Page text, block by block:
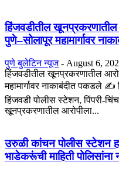
हिंजवडीतील खूनप्रकरणातील
पुणे–सोलापूर महामार्गावर
पुणे बुलेटिन न्यूज - August 6,
हिंजवडीतील खूनप्रकरणातील
महामार्गावर नाकाबंदीत पकडले
हिंजवडी पोलीस स्टेशन, पिंपरी-
खूनप्रकरणातील आरोपीला...
उरुळी कांचन पोलीस स्टेशन
भाडेकरूंची माहिती पोलिसांना